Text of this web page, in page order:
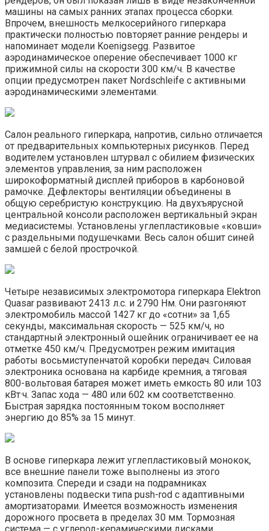
машины на самых ранних этапах процесса сборки.
Впрочем, внешность мелкосерийного гиперкара
практически полностью повторяет ранние рендеры и
напоминает модели Koenigsegg. Развитое
аэродинамическое оперение обеспечивает 1000 кг
прижимной силы на скорости 300 км/ч. В качестве
опции предусмотрен пакет Nordschleife с активными
аэродинамическими элементами.
Салон реального гиперкара, напротив, сильно отличается
от предварительных компьютерных рисунков. Перед
водителем установлен штурвал с обилием физических
элементов управления, за ним расположен
широкоформатный дисплей приборов в карбоновой
рамочке. Дефлекторы вентиляции объединены в
общую серебристую конструкцию. На двухъярусной
центральной консоли расположен вертикальный экран
медиасистемы. Установлены углепластиковые «ковши»
с раздельными подушечками. Весь салон обшит синей
замшей с белой прострочкой.
Четыре независимых электромотора гиперкара Elektron
Quasar развивают 2413 л.с. и 2790 Нм. Они разгоняют
электромобиль массой 1427 кг до «сотни» за 1,65
секунды, максимальная скорость — 525 км/ч, но
стандартный электронный ошейник ограничивает ее на
отметке 450 км/ч. Предусмотрен режим имитация
работы восьмиступенчатой коробки передач. Силовая
электроника основана на карбиде кремния, а тяговая
800-вольтовая батарея может иметь емкость 80 или 103
кВт·ч. Запас хода — 480 или 602 км соответственно.
Быстрая зарядка постоянным током восполняет
энергию до 85% за 15 минут.
В основе гиперкара лежит углепластиковый монокок,
все внешние панели тоже выполнены из этого
композита. Спереди и сзади на подрамниках
установлены подвески типа push-rod с адаптивными
амортизаторами. Имеется возможность изменения
дорожного просвета в пределах 30 мм. Тормозная